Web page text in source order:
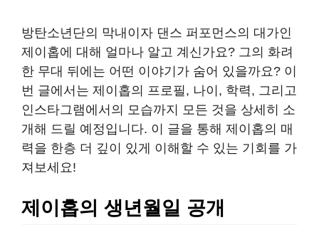
방탄소년단의 막내이자 댄스 퍼포먼스의 대가인
제이홉에 대해 얼마나 알고 계신가요? 그의 화려
한 무대 뒤에는 어떤 이야기가 숨어 있을까요? 이
번 글에서는 제이홉의 프로필, 나이, 학력, 그리고
인스타그램에서의 모습까지 모든 것을 상세히 소
개해 드릴 예정입니다. 이 글을 통해 제이홉의 매
력을 한층 더 깊이 있게 이해할 수 있는 기회를 가
져보세요!
제이홉의 생년월일 공개